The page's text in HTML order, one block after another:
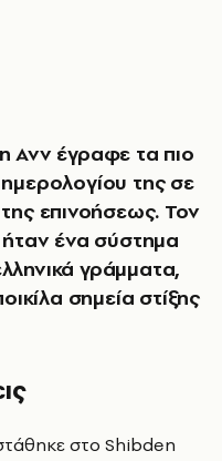
της σε
επινοήσεως. Τον
ένα σύστημα
γράμματα,
σημεία στίξης
στο Shibden